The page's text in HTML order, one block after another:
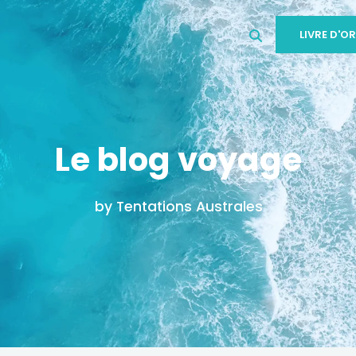
LIVRE D'OR
Le blog voyage
by Tentations Australes